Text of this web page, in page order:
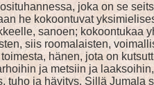
joka on se
he kokoontuvat
sanoen; kokoontukaa
siis roomalaisten,
hänen, jota on
ja metsiin ja
tuho ja hävitys. Sillä